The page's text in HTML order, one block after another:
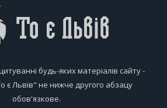
будь-яких матеріалів сайту -
є Львів" не нижче другого абзацу
обов'язкове.